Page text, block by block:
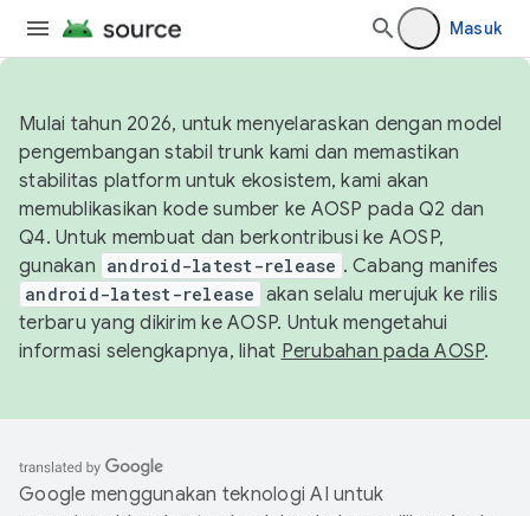
Masuk
Mulai tahun 2026, untuk menyelaraskan dengan model
pengembangan stabil trunk kami dan memastikan
stabilitas platform untuk ekosistem, kami akan
memublikasikan kode sumber ke AOSP pada Q2 dan
Q4. Untuk membuat dan berkontribusi ke AOSP,
gunakan android-latest-release . Cabang manifes
android-latest-release akan selalu merujuk ke rilis
terbaru yang dikirim ke AOSP. Untuk mengetahui
informasi selengkapnya, lihat Perubahan pada AOSP.
Google menggunakan teknologi AI untuk